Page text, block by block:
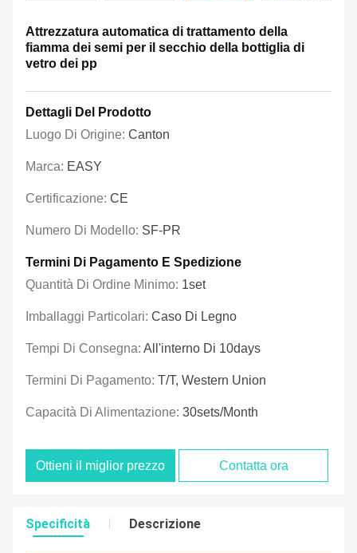
Attrezzatura automatica di trattamento della
fiamma dei semi per il secchio della bottiglia di
vetro dei pp
Dettagli Del Prodotto
Luogo Di Origine: Canton
Marca: EASY
Certificazione: CE
Numero Di Modello: SF-PR
Termini Di Pagamento E Spedizione
Quantità Di Ordine Minimo: 1set
Imballaggi Particolari: Caso Di Legno
Tempi Di Consegna: All'interno Di 10days
Termini Di Pagamento: T/T, Western Union
Capacità Di Alimentazione: 30sets/month
Ottieni il miglior prezzo Contatta ora
Specificità Descrizione